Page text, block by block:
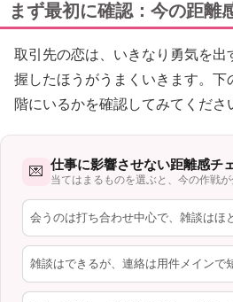
まず最初に確認：今の距離
取引先の恋は、いきなり勇気を出
握したほうがうまくいきます。下
階にいるかを確認してみてくださ
💌 仕事に影響させない距離感チ
当てはまるものを選ぶと、今の作戦
会うのは打ち合わせ中心で、雑談はほ
雑談はできるが、連絡は用件メインで